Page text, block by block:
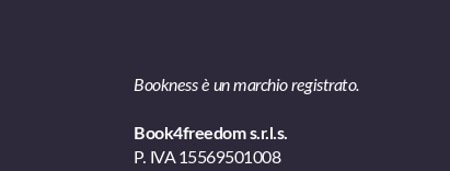
Bookness è un marchio registrato.
Book4freedom s.r.l.s.
P. IVA ​15569501008